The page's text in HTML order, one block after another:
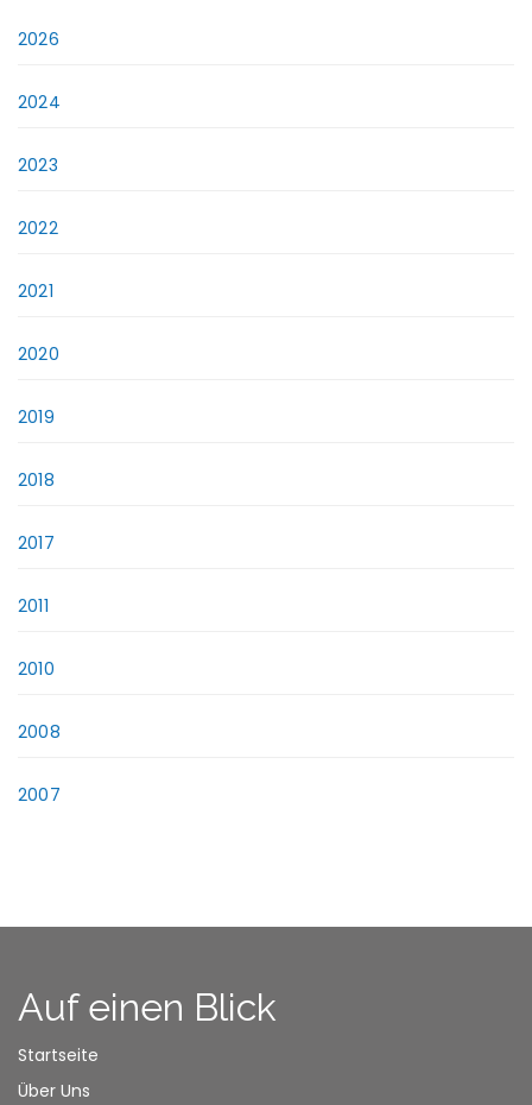
2026
2024
2023
2022
2021
2020
2019
2018
2017
2011
2010
2008
2007
Auf einen Blick
Startseite
Über Uns